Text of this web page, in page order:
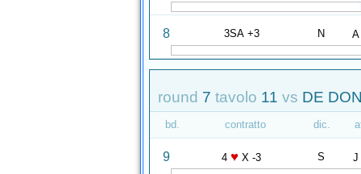
8 3SA +3 N A
round 7 tavolo 11 vs DE
bd. contratto dic.
9 4 ♥ X -3 S J